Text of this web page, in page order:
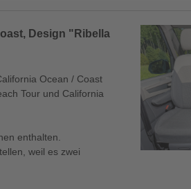
Design "Ribella
Ocean / Coast
Tour und California
enthalten.
weil es zwei